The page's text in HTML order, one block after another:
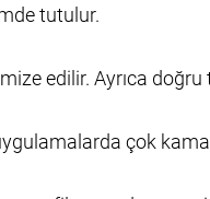
tutulur.
edilir. Ayrıca
çok